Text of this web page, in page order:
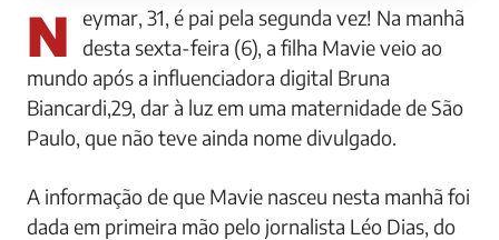
Neymar, 31, é pai pela segunda vez! Na manhã
desta sexta-feira (6), a filha Mavie veio ao
mundo após a influenciadora digital Bruna
Biancardi,29, dar à luz em uma maternidade de São
Paulo, que não teve ainda nome divulgado.
A informação de que Mavie nasceu nesta manhã foi
dada em primeira mão pelo jornalista Léo Dias, do